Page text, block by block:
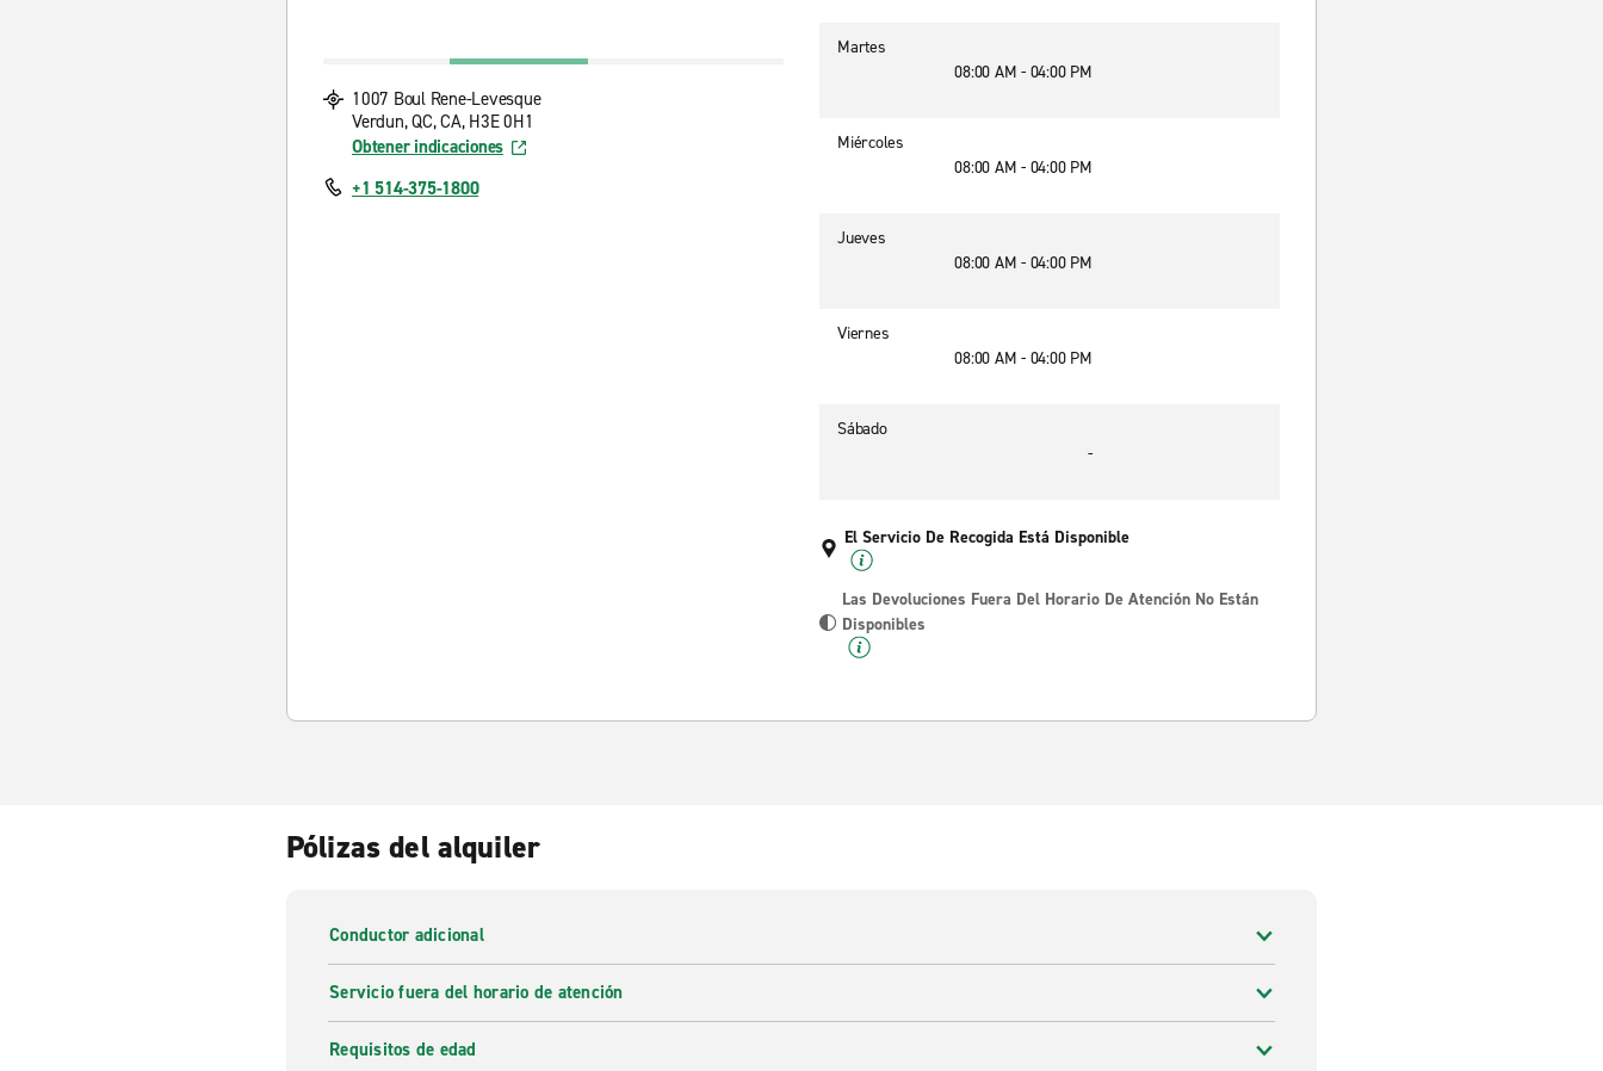
1007 Boul Rene-Levesque
Verdun, QC, CA, H3E 0H1
Obtener indicaciones
+1 514-375-1800
Martes
08:00 AM - 04:00 PM
Miércoles
08:00 AM - 04:00 PM
Jueves
08:00 AM - 04:00 PM
Viernes
08:00 AM - 04:00 PM
Sábado
-
El Servicio De Recogida Está Disponible
Las Devoluciones Fuera Del Horario De Atención No Están
Disponibles
Pólizas del alquiler
Conductor adicional
Servicio fuera del horario de atención
Requisitos de edad